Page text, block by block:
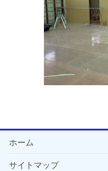
ホーム
サイトマップ